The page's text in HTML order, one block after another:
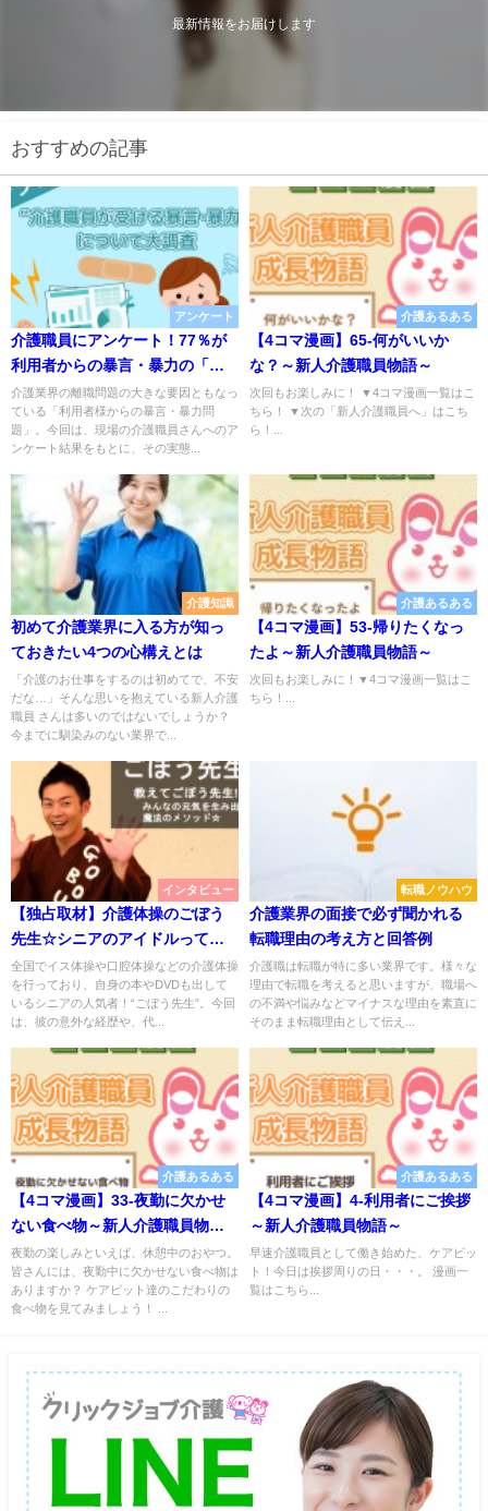
最新情報をお届けします
おすすめの記事
アンケート
介護職員にアンケート！77％が
利用者からの暴言・暴力の「経
験あり」も施設の対応があるの
は2割のみ
介護業界の離職問題の大きな要因ともなっ
ている「利用者様からの暴言・暴力問
題」。今回は、現場の介護職員さんへのア
ンケート結果をもとに、その実態...
介護あるある
【4コマ漫画】65-何がいいか
な？～新人介護職員物語～
次回もお楽しみに！ ▼4コマ漫画一覧はこ
ちら！ ▼次の「新人介護職員へ」はこち
ら！...
介護知識
初めて介護業界に入る方が知っ
ておきたい4つの心構えとは
「介護のお仕事をするのは初めてで、不安
だな…」そんな思いを抱えている新人介護
職員 さんは多いのではないでしょうか？
今までに馴染みのない業界で...
介護あるある
【4コマ漫画】53-帰りたくなっ
たよ～新人介護職員物語～
次回もお楽しみに！▼4コマ漫画一覧はこ
ちら！...
インタビュー
【独占取材】介護体操のごぼう
先生☆シニアのアイドルって何
者？
全国でイス体操や口腔体操などの介護体操
を行っており、自身の本やDVDも出して
いるシニアの人気者！“ごぼう先生”。今回
は、彼の意外な経歴や、代...
転職ノウハウ
介護業界の面接で必ず聞かれる
転職理由の考え方と回答例
介護職は転職が特に多い業界です。様々な
理由で転職を考えると思いますが、職場へ
の不満や悩みなどマイナスな理由を素直に
そのまま転職理由として伝え...
介護あるある
【4コマ漫画】33-夜勤に欠かせ
ない食べ物～新人介護職員物語
～
夜勤の楽しみといえば、休憩中のおやつ。
皆さんには、夜勤中に欠かせない食べ物は
ありますか？ ケアビット達のこだわりの
食べ物を見てみましょう！ ...
介護あるある
【4コマ漫画】4-利用者にご挨拶
～新人介護職員物語～
早速介護職員として働き始めた、ケアビッ
ト！今日は挨拶周りの日・・・。 漫画一
覧はこちら...